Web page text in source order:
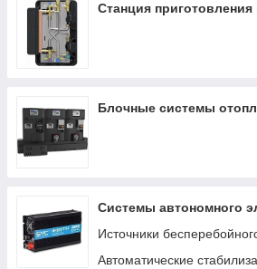
Станция
Блочные системы
Системы автономного
Источники
Автоматические